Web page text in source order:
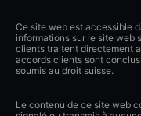
Ce site web est accessible
informations sur le site web
clients traitent directement
accords clients sont
soumis au droit suisse.
Le contenu de ce site web